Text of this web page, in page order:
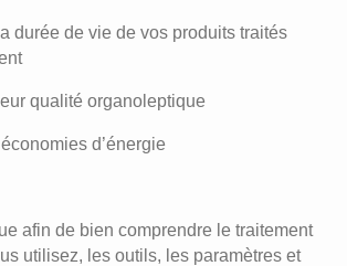
durée de vie de vos produits traités
qualité organoleptique
d’énergie
afin de bien comprendre le traitement
utilisez, les outils, les paramètres et